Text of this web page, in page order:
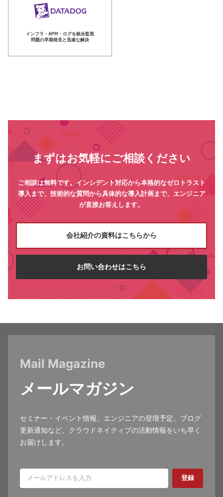
インフラ・APM・ログを統合監視
問題の早期発見と迅速な解決
まずはお気軽にご相談ください
ご相談は無料です。インシデント対応から本格的なゼロトラスト
導入まで、技術的な質問から具体的な導入計画まで、エンジニア
が直接お答えします。
会社紹介の資料はこちらから
お問い合わせはこちら
Mail Magazine
メールマガジン
セミナー・イベント情報、エンジニアの登壇予定、ブログ
更新通知など、クラウドネイティブの活動情報をいち早く
お届けします。
登録